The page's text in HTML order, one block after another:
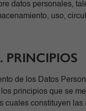
datos personales,
uso,
PRINCIPIOS
de los Datos
principios que se
cuales constituyen las